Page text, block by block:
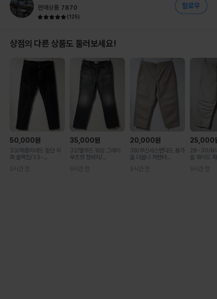
판매상품 7870
(125)
상점의 다른 상품도 둘러보세요!
50,000원
33/메종미네드 밑단 지
퍼 블랙진/33-...
9시간 전
35,000원
32/엘무드 워싱 그레이
부츠컷 청바지/...
9시간 전
20,000원
38/무신사스탠다드 봄가
을 더블니 카펜터...
9시간 전
25,000
28~30/유
을 와이드
9시간 전